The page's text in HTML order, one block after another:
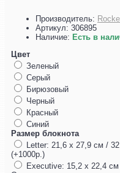
Производитель:
Артикул: 306895
Наличие: Есть в
Цвет
Зеленый
Серый
Бирюзовый
Черный
Красный
Синий
Размер блокнота
Letter: 21,6 x 27,9 см /
(+1000р.)
Executive: 15,2 x 22,4 см